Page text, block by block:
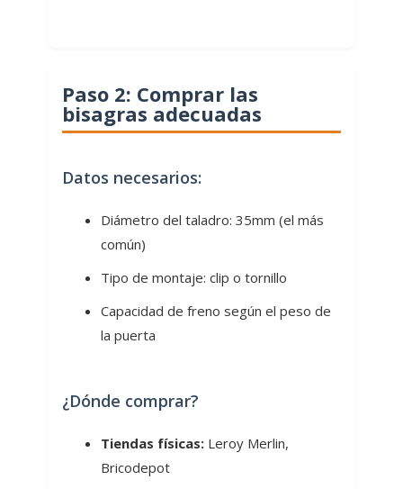
Paso 2: Comprar las
bisagras adecuadas
Datos necesarios:
Diámetro del taladro: 35mm (el más
común)
Tipo de montaje: clip o tornillo
Capacidad de freno según el peso de
la puerta
¿Dónde comprar?
Tiendas físicas: Leroy Merlin,
Bricodepot